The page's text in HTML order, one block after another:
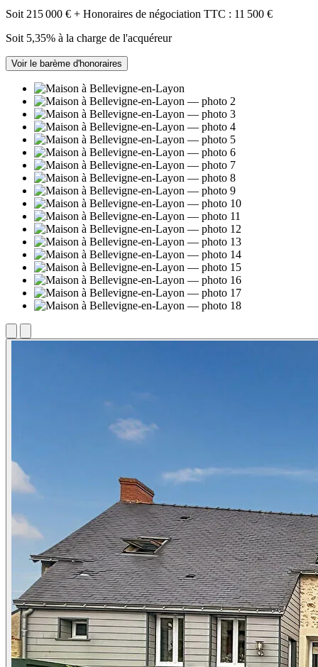
Soit 215 000 € + Honoraires de négociation TTC : 11 500 €
Soit 5,35% à la charge de l'acquéreur
Voir le barème d'honoraires